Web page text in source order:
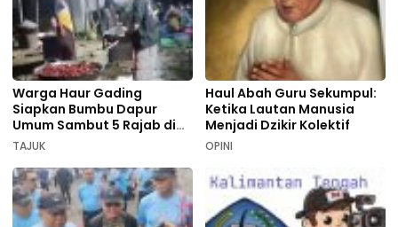
Warga Haur Gading
Siapkan Bumbu Dapur
Umum Sambut 5 Rajab di
Sekumpul
TAJUK
Haul Abah Guru Sekumpul:
Ketika Lautan Manusia
Menjadi Dzikir Kolektif
OPINI